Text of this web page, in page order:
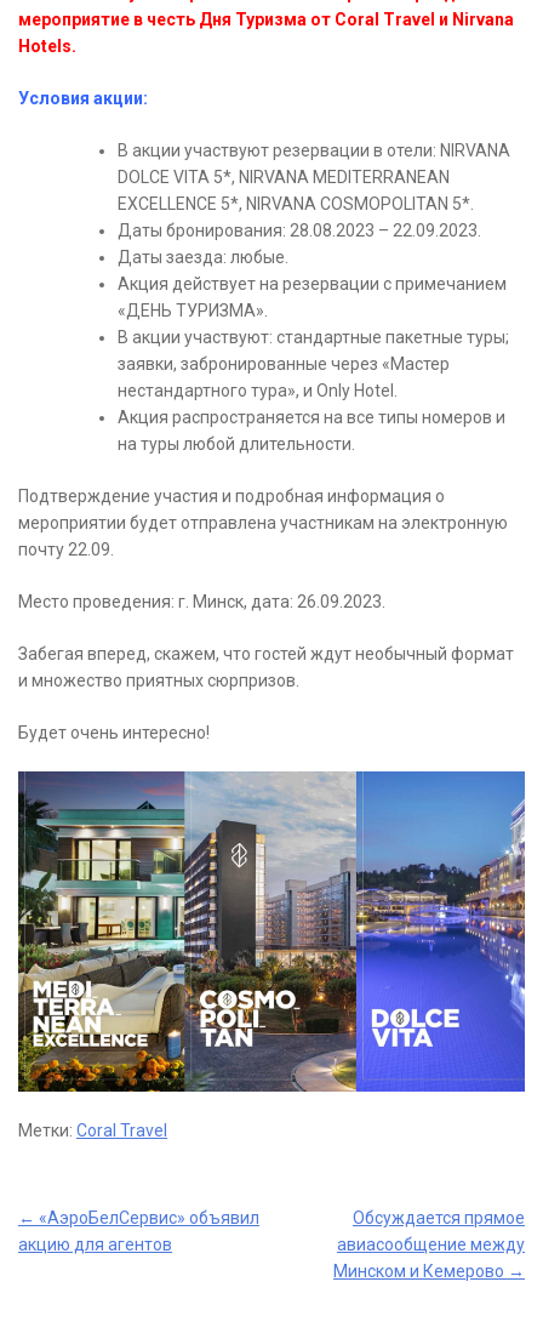
мероприятие в честь Дня Туризма от Coral Travel и Nirvana
Hotels.
Условия акции:
В акции участвуют резервации в отели: NIRVANA
DOLCE VITA 5*, NIRVANA MEDITERRANEAN
EXCELLENCE 5*, NIRVANA COSMOPOLITAN 5*.
Даты бронирования: 28.08.2023 – 22.09.2023.
Даты заезда: любые.
Акция действует на резервации с примечанием
«ДЕНЬ ТУРИЗМА».
В акции участвуют: стандартные пакетные туры;
заявки, забронированные через «Мастер
нестандартного тура», и Only Hotel.
Акция распространяется на все типы номеров и
на туры любой длительности.
Подтверждение участия и подробная информация о
мероприятии будет отправлена участникам на электронную
почту 22.09.
Место проведения: г. Минск, дата: 26.09.2023.
Забегая вперед, скажем, что гостей ждут необычный формат
и множество приятных сюрпризов.
Будет очень интересно!
Метки: Coral Travel
Post
← «АэроБелСервис» объявил
акцию для агентов
Обсуждается прямое
авиасообщение между
Минском и Кемерово →